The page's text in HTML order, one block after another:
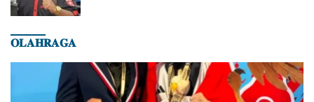
𝐎𝐋𝐀𝐇𝐑𝐀𝐆𝐀